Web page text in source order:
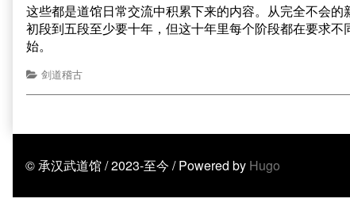
这些都是道馆日常交流中积累下来的内容。从完全不会
初段到五段至少要十年，但这十年里每个阶段都在要求
始。
剑道稽古
© 承汉武道馆 / 2023-至今 / Powered by Hugo